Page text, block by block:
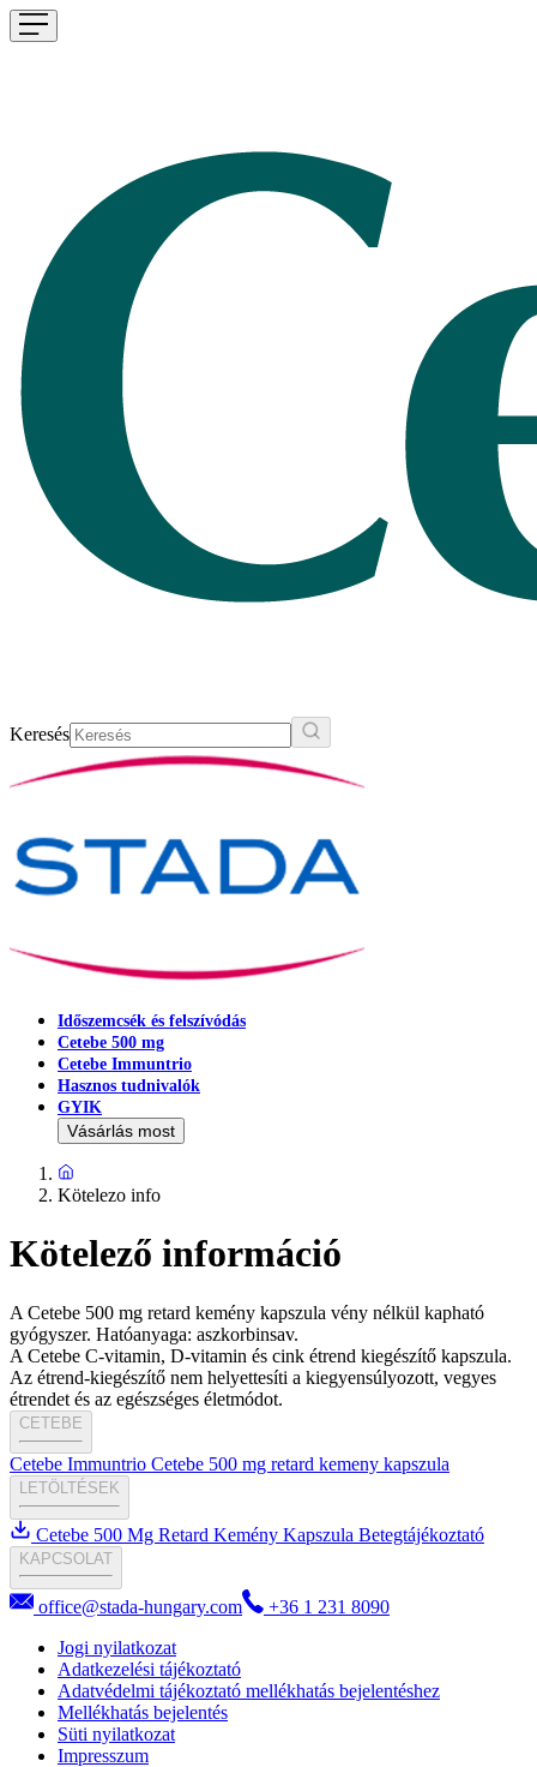
Keresés
Időszemcsék és felszívódás
Cetebe 500 mg
Cetebe Immuntrio
Hasznos tudnivalók
GYIK
Vásárlás most
Kötelezo info
Kötelező információ
A Cetebe 500 mg retard kemény kapszula vény nélkül kapható
gyógyszer. Hatóanyaga: aszkorbinsav.
A Cetebe C-vitamin, D-vitamin és cink étrend kiegészítő kapszula.
Az étrend-kiegészítő nem helyettesíti a kiegyensúlyozott, vegyes
étrendet és az egészséges életmódot.
CETEBE
Cetebe Immuntrio Cetebe 500 mg retard kemeny kapszula
LETÖLTÉSEK
Cetebe 500 Mg Retard Kemény Kapszula Betegtájékoztató
KAPCSOLAT
office@stada-hungary.com
+36 1 231 8090
Jogi nyilatkozat
Adatkezelési tájékoztató
Adatvédelmi tájékoztató mellékhatás bejelentéshez
Mellékhatás bejelentés
Süti nyilatkozat
Impresszum